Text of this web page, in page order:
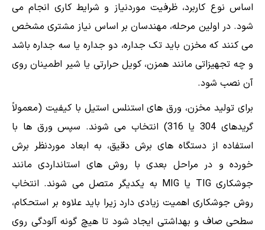
اساس نوع کاربرد، ظرفیت موردنیاز و شرایط کاری انجام می
شود. در اولین مرحله، مهندسان بر اساس نیاز مشتری مشخص
می کنند که مخزن باید تک جداره، دو جداره یا سه جداره باشد
و چه تجهیزاتی مانند همزن، کویل حرارتی یا شیر اطمینان روی
آن نصب شود.
برای تولید مخزن، ورق های استنلس استیل با کیفیت (معمولاً
گریدهای 304 یا 316) انتخاب می شوند. سپس ورق ها با
استفاده از دستگاه های برش دقیق، به ابعاد موردنظر برش
خورده و در مراحل بعدی با روش های استانداردی مانند
جوشکاری TIG یا MIG به یکدیگر متصل می شوند. انتخاب
روش جوشکاری اهمیت زیادی دارد زیرا باید علاوه بر استحکام،
سطحی صاف و بهداشتی ایجاد شود تا هیچ گونه آلودگی روی